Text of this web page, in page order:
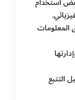
التتبع